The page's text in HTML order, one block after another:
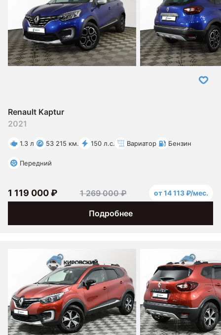
Renault Kaptur
2021
1.3 л 53 215 км. 150 л.с. Вариатор Бензин
Передний
Подробнее
1 119 000 ₽ 1 269 000 ₽ от 14 113 ₽/мес.